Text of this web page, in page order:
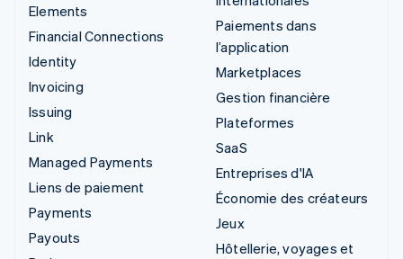
Elements
Financial Connections
Identity
Invoicing
Issuing
Link
Managed Payments
Liens de paiement
Payments
Payouts
Paiements dans
l’application
Marketplaces
Gestion financière
Plateformes
SaaS
Entreprises d'IA
Économie des créateurs
Jeux
Hôtellerie, voyages et